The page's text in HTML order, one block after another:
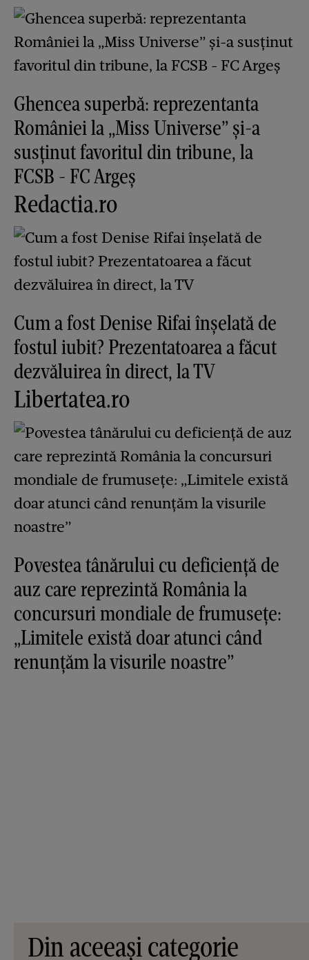
Ghencea superbă: reprezentanta
României la „Miss Universe” și-a
susținut favoritul din tribune, la
FCSB - FC Argeș
Redactia.ro
Cum a fost Denise Rifai înșelată de
fostul iubit? Prezentatoarea a făcut
dezvăluirea în direct, la TV
Libertatea.ro
Povestea tânărului cu deficiență de
auz care reprezintă România la
concursuri mondiale de frumusețe:
„Limitele există doar atunci când
renunțăm la visurile noastre”
Din aceeași categorie